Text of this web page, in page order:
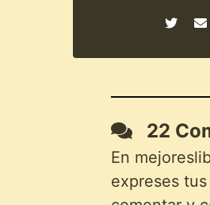
22
En
expreses